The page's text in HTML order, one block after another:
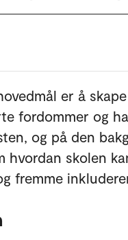
er å
fordommer og
og på den
hvordan skolen
fremme